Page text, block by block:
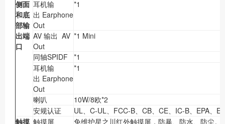
侧面
和底
部输
出端
口
耳机输
出 Earphone
Out
*1
AV 输出 AV
Out
*1 Mini
同轴SPIDF
*1
耳机输
出 Earphone
Out
*1
喇叭
10W/8欧*2
安规认证
UL、C-UL、FCC-B、CB、CE、IC-B、EPA、
触摸 触摸屏
免维护星之川红外触摸屏，防暴、防水、防尘